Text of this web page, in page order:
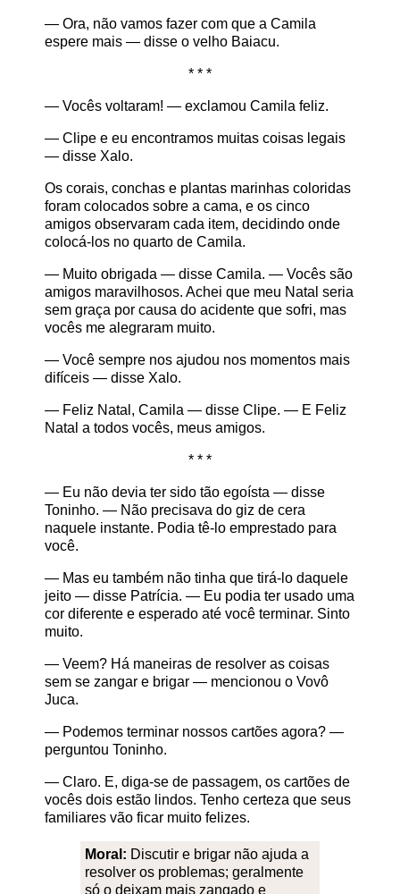
— Ora, não vamos fazer com que a Camila
espere mais — disse o velho Baiacu.
* * *
— Vocês voltaram! — exclamou Camila feliz.
— Clipe e eu encontramos muitas coisas legais
— disse Xalo.
Os corais, conchas e plantas marinhas coloridas
foram colocados sobre a cama, e os cinco
amigos observaram cada item, decidindo onde
colocá-los no quarto de Camila.
— Muito obrigada — disse Camila. — Vocês são
amigos maravilhosos. Achei que meu Natal seria
sem graça por causa do acidente que sofri, mas
vocês me alegraram muito.
— Você sempre nos ajudou nos momentos mais
difíceis — disse Xalo.
— Feliz Natal, Camila — disse Clipe. — E Feliz
Natal a todos vocês, meus amigos.
* * *
— Eu não devia ter sido tão egoísta — disse
Toninho. — Não precisava do giz de cera
naquele instante. Podia tê-lo emprestado para
você.
— Mas eu também não tinha que tirá-lo daquele
jeito — disse Patrícia. — Eu podia ter usado uma
cor diferente e esperado até você terminar. Sinto
muito.
— Veem? Há maneiras de resolver as coisas
sem se zangar e brigar — mencionou o Vovô
Juca.
— Podemos terminar nossos cartões agora? —
perguntou Toninho.
— Claro. E, diga-se de passagem, os cartões de
vocês dois estão lindos. Tenho certeza que seus
familiares vão ficar muito felizes.
Moral: Discutir e brigar não ajuda a
resolver os problemas; geralmente
só o deixam mais zangado e